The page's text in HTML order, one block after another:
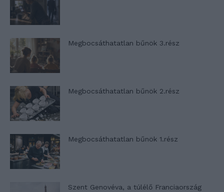
Megbocsáthatatlan bűnök 3.rész
Megbocsáthatatlan bűnök 2.rész
Megbocsáthatatlan bűnök 1.rész
Szent Genovéva, a túlélő Franciaország